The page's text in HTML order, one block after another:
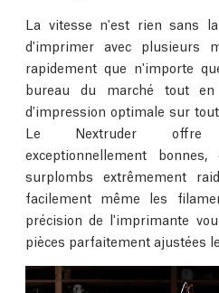
La vitesse n'est rien sans
d'imprimer avec plusieurs
rapidement que n'importe
bureau du marché tout en
d'impression optimale sur
Le Nextruder offre
exceptionnellement
surplombs extrêmement
facilement même les
précision de l'imprimante
pièces parfaitement ajustées